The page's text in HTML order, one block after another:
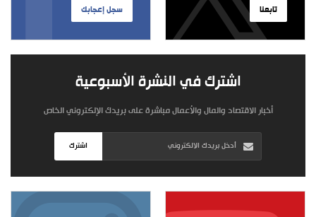
سجل إعجابك تابعنا
اشترك في النشرة الأسبوعية
أخبار الاقتصاد والمال والأعمال مباشرة على بريدك الإلكتروني الخاص
اشترك